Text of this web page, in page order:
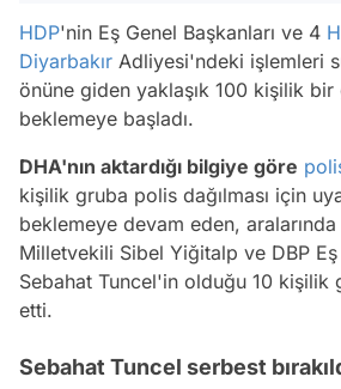
HDP'nin Eş Genel Başkanları ve 4
Diyarbakır Adliyesi'ndeki işlemleri
önüne giden yaklaşık 100 kişilik bir
beklemeye başladı.
DHA'nın aktardığı bilgiye göre
kişilik gruba polis dağılması için
beklemeye devam eden,
Milletvekili Sibel Yiğitalp ve DBP Eş
Sebahat Tuncel'in olduğu 10 kişilik
etti.
Sebahat Tuncel serbest